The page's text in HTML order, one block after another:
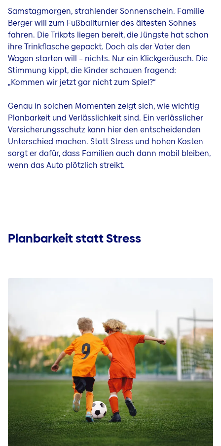
Glas
Hausrat und Kunst
Kunst
Reisegepäck
Gesundheit
Unfall
Unfall von Kindern
Unfall Assistenzleistung
Krankenversicherung
Tierkrankenversicherung
Immobilienleasing
Wohnen im Speckgürtel
Hybride Immobilien
Umbau
Individueller Sanierungsfahrplan
Haus sanieren oder neu bauen?
Energiemaßnahmen
Pelletheizung
Erneuerbare Energien
Samstagmorgen, strahlender Sonnenschein. Familie
Berger will zum Fußballturnier des ältesten Sohnes
fahren. Die Trikots liegen bereit, die Jüngste hat schon
ihre Trinkflasche gepackt. Doch als der Vater den
Wagen starten will – nichts. Nur ein Klickgeräusch. Die
Stimmung kippt, die Kinder schauen fragend:
„Kommen wir jetzt gar nicht zum Spiel?“
Genau in solchen Momenten zeigt sich, wie wichtig
Planbarkeit und Verlässlichkeit sind. Ein verlässlicher
Versicherungsschutz kann hier den entscheidenden
Unterschied machen. Statt Stress und hohen Kosten
sorgt er dafür, dass Familien auch dann mobil bleiben,
wenn das Auto plötzlich streikt.
Planbarkeit statt Stress